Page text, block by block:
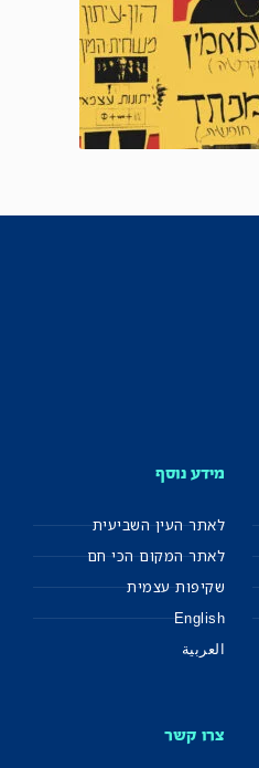
מידע נוסף
לאתר העין השביעית
לאתר המקום הכי חם
שקיפות עצמית
English
العربية
צרו קשר